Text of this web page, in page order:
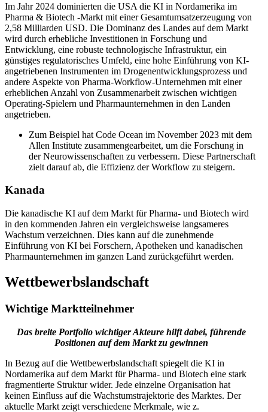
Im Jahr 2024 dominierten die USA die KI in Nordamerika im
Pharma & Biotech -Markt mit einer Gesamtumsatzerzeugung von
2,58 Milliarden USD. Die Dominanz des Landes auf dem Markt
wird durch erhebliche Investitionen in Forschung und
Entwicklung, eine robuste technologische Infrastruktur, ein
günstiges regulatorisches Umfeld, eine hohe Einführung von KI-
angetriebenen Instrumenten im Drogenentwicklungsprozess und
andere Aspekte von Pharma-Workflow-Unternehmen mit einer
erheblichen Anzahl von Zusammenarbeit zwischen wichtigen
Operating-Spielern und Pharmaunternehmen in den Landen
angetrieben.
Zum Beispiel hat Code Ocean im November 2023 mit dem
Allen Institute zusammengearbeitet, um die Forschung in
der Neurowissenschaften zu verbessern. Diese Partnerschaft
zielt darauf ab, die Effizienz der Workflow zu steigern.
Kanada
Die kanadische KI auf dem Markt für Pharma- und Biotech wird
in den kommenden Jahren ein vergleichsweise langsameres
Wachstum verzeichnen. Dies kann auf die zunehmende
Einführung von KI bei Forschern, Apotheken und kanadischen
Pharmaunternehmen im ganzen Land zurückgeführt werden.
Wettbewerbslandschaft
Wichtige Marktteilnehmer
Das breite Portfolio wichtiger Akteure hilft dabei, führende
Positionen auf dem Markt zu gewinnen
In Bezug auf die Wettbewerbslandschaft spiegelt die KI in
Nordamerika auf dem Markt für Pharma- und Biotech eine stark
fragmentierte Struktur wider. Jede einzelne Organisation hat
keinen Einfluss auf die Wachstumstrajektorie des Marktes. Der
aktuelle Markt zeigt verschiedene Merkmale, wie z.